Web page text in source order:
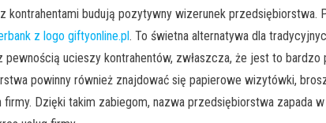
kontrahentami budują pozytywny wizerunek przedsiębiorstwa.
z logo giftyonline.pl. To świetna alternatywa dla
pewnością ucieszy kontrahentów, zwłaszcza, że jest to bardzo
powinny również znajdować się papierowe wizytówki,
firmy. Dzięki takim zabiegom, nazwa przedsiębiorstwa zapada